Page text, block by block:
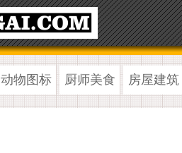
动物图标 厨师美食 房屋建筑